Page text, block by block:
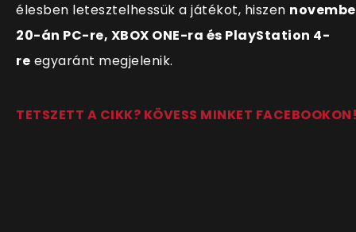
élesben letesztelhessük a játékot, hiszen
20-án PC-re, XBOX ONE-ra és PlayStation 4-
re egyaránt megjelenik.
TETSZETT A CIKK? KÖVESS MINKET